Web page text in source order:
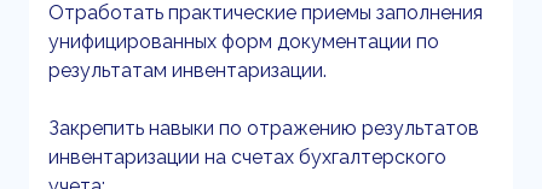
Отработать практические приемы заполнения
унифицированных форм документации по
результатам инвентаризации.
Закрепить навыки по отражению результатов
инвентаризации на счетах бухгалтерского